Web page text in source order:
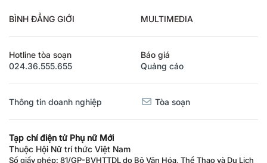
BÌNH ĐẲNG GIỚI MULTIMEDIA
Hotline tòa soạn
024.36.555.655
Báo giá
Quảng cáo
Thông tin doanh nghiệp Tòa soạn
Tạp chí điện tử Phụ nữ Mới
Thuộc Hội Nữ trí thức Việt Nam
Số giấy phép: 81/GP-BVHTTDL do Bộ Văn Hóa, Thể Thao và Du Lịch